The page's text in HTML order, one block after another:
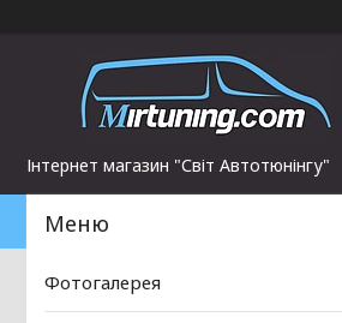
Інтернет магазин "Світ Автотюнінгу"
Фотогалерея